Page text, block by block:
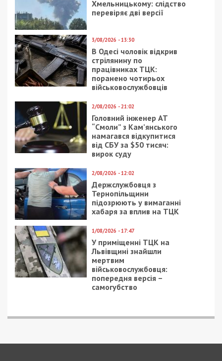
Предыдущая статья:
Чоловік кинув гранату в поліцейських на
Київщині: 5 правоохоронців
постраждали, а зловмисник загинув
Следующая статья:
У Дніпрі начальник відділу
Держпродспоживслужби отримав 5 років
за вимагання хабаря від “Море Пива”
ПОПУЛЯРНІ НОВИНИ
13/12/2018 - 14:02
Вывеску в центре,
которая возмутила
днепрян, изменят
4/03/2021 - 10:26
оштрафовали за отказ
подписывать договор
по историческому